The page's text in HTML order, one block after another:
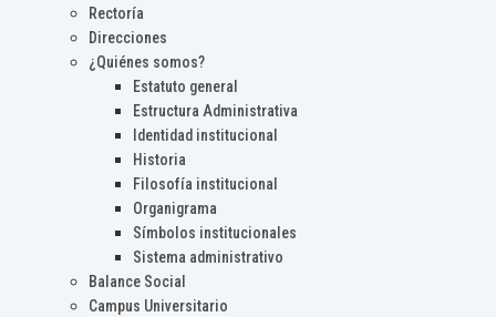
Rectoría
Direcciones
¿Quiénes somos?
Estatuto general
Estructura Administrativa
Identidad institucional
Historia
Filosofía institucional
Organigrama
Símbolos institucionales
Sistema administrativo
Balance Social
Campus Universitario